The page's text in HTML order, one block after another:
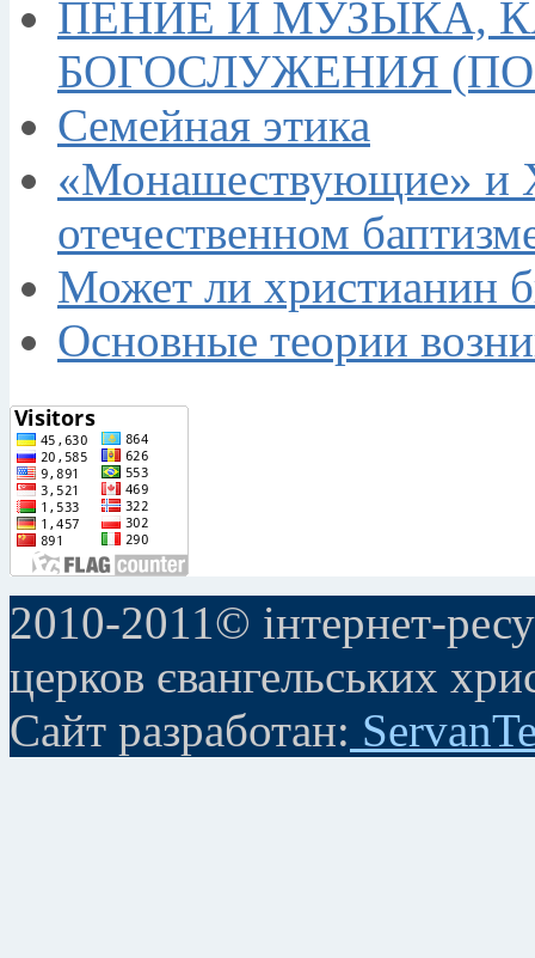
ПЕНИЕ И МУЗЫКА,
БОГОСЛУЖЕНИЯ
Семейная этика
«Монашествующие» и
отечественном
Может ли христианин
Основные теории
2010-2011© інтернет-
церков євангельських
Сайт разработан: